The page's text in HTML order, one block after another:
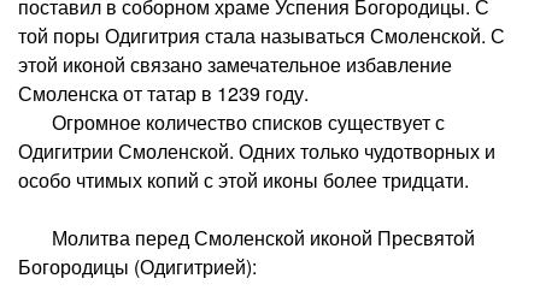
поставил в соборном храме Успения Богородицы. С
той поры Одигитрия стала называться Смоленской. С
этой иконой связано замечательное избавление
Смоленска от татар в 1239 году.
Огромное количество списков существует с
Одигитрии Смоленской. Одних только чудотворных и
особо чтимых копий с этой иконы более тридцати.
Молитва перед Смоленской иконой Пресвятой
Богородицы (Одигитрией):